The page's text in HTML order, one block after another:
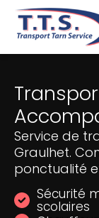
Aller
Service de
Graulhet.
ponctualité
Sécurité
scolaires